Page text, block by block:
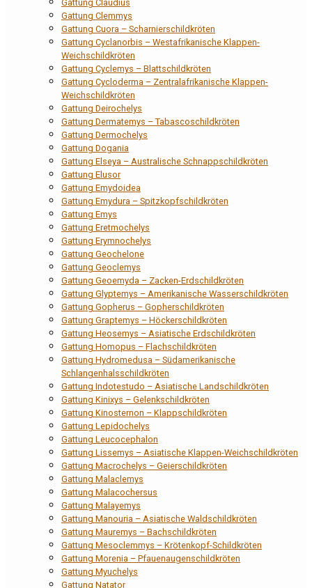
Gattung Claudius
Gattung Clemmys
Gattung Cuora – Scharnierschildkröten
Gattung Cyclanorbis – Westafrikanische Klappen-
Weichschildkröten
Gattung Cyclemys – Blattschildkröten
Gattung Cycloderma – Zentralafrikanische Klappen-
Weichschildkröten
Gattung Deirochelys
Gattung Dermatemys – Tabascoschildkröten
Gattung Dermochelys
Gattung Dogania
Gattung Elseya – Australische Schnappschildkröten
Gattung Elusor
Gattung Emydoidea
Gattung Emydura – Spitzkopfschildkröten
Gattung Emys
Gattung Eretmochelys
Gattung Erymnochelys
Gattung Geochelone
Gattung Geoclemys
Gattung Geoemyda – Zacken-Erdschildkröten
Gattung Glyptemys – Amerikanische Wasserschildkröten
Gattung Gopherus – Gopherschildkröten
Gattung Graptemys – Höckerschildkröten
Gattung Heosemys – Asiatische Erdschildkröten
Gattung Homopus – Flachschildkröten
Gattung Hydromedusa – Südamerikanische
Schlangenhalsschildkröten
Gattung Indotestudo – Asiatische Landschildkröten
Gattung Kinixys – Gelenkschildkröten
Gattung Kinosternon – Klappschildkröten
Gattung Lepidochelys
Gattung Leucocephalon
Gattung Lissemys – Asiatische Klappen-Weichschildkröten
Gattung Macrochelys – Geierschildkröten
Gattung Malaclemys
Gattung Malacochersus
Gattung Malayemys
Gattung Manouria – Asiatische Waldschildkröten
Gattung Mauremys – Bachschildkröten
Gattung Mesoclemmys – Krötenkopf-Schildkröten
Gattung Morenia – Pfauenaugenschildkröten
Gattung Myuchelys
Gattung Natator